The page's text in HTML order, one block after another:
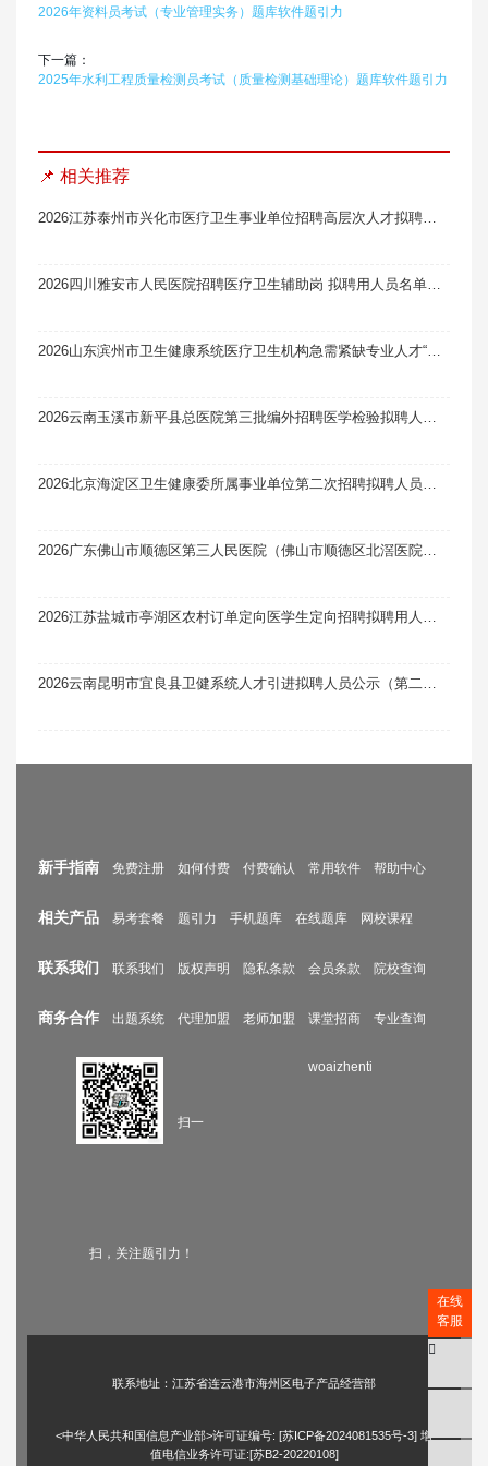
2026年资料员考试（专业管理实务）题库软件题引力
下一篇：
2025年水利工程质量检测员考试（质量检测基础理论）题库软件题引力
📌 相关推荐
新手指南 免费注册 如何付费 付费确认 常用软件 帮助中心
相关产品 易考套餐 题引力 手机题库 在线题库 网校课程
联系我们 联系我们 版权声明 隐私条款 会员条款 院校查询
商务合作 出题系统 代理加盟 老师加盟 课堂招商 专业查询
扫一
扫，关注题引力！
woaizhenti
联系地址：江苏省连云港市海州区电子产品经营部
<中华人民共和国信息产业部>许可证编号: [苏ICP备2024081535号-3] 增
值电信业务许可证:[苏B2-20220108]
在线
客服